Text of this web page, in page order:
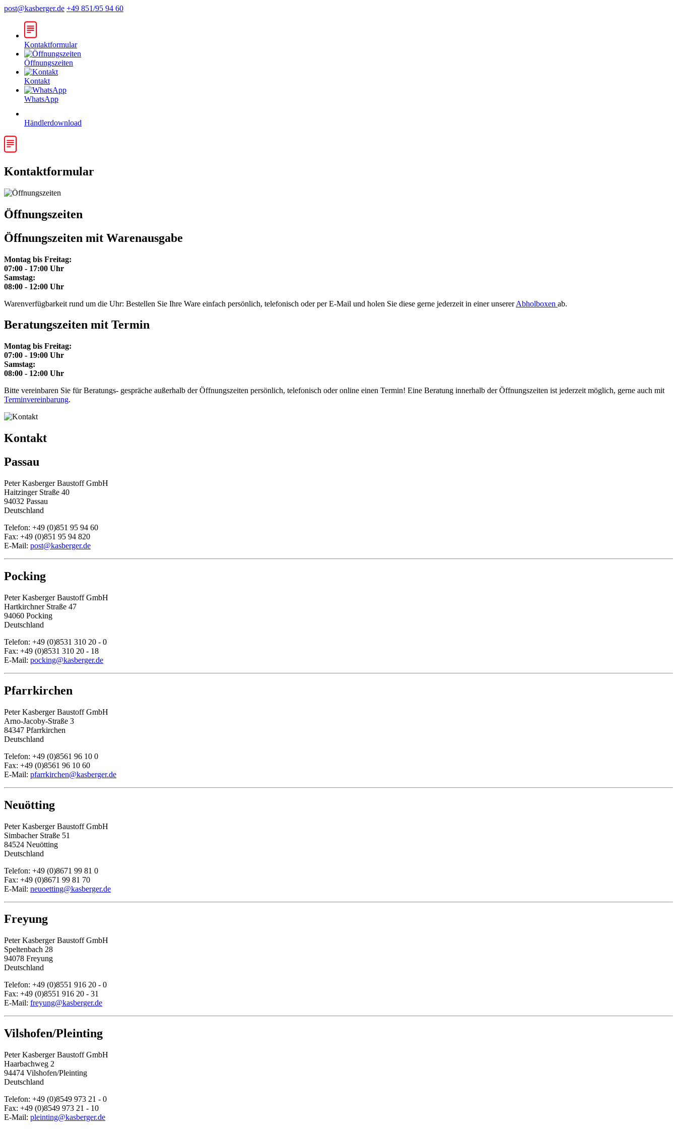
post@kasberger.de +49 851/95 94 60
Kontaktformular
Öffnungszeiten
Kontakt
WhatsApp
Händlerdownload
Kontaktformular
Öffnungszeiten
Öffnungszeiten mit Warenausgabe
Montag bis Freitag:
07:00 - 17:00 Uhr
Samstag:
08:00 - 12:00 Uhr
Warenverfügbarkeit rund um die Uhr: Bestellen Sie Ihre Ware einfach persönlich, telefonisch oder per E-Mail und holen Sie diese gerne jederzeit in einer unsererAbholboxen ab.
Beratungszeiten mit Termin
Montag bis Freitag:
07:00 - 19:00 Uhr
Samstag:
08:00 - 12:00 Uhr
Bitte vereinbaren Sie für Beratungs- gespräche außerhalb der Öffnungszeiten persönlich, telefonisch oder online einen Termin! Eine Beratung innerhalb der Öffnungszeiten ist jederzeit möglich, gerne auch mit
Terminvereinbarung.
Kontakt
Passau
Peter Kasberger Baustoff GmbH
Haitzinger Straße 40
94032 Passau
Deutschland
Telefon: +49 (0)851 95 94 60
Fax: +49 (0)851 95 94 820
E-Mail: post@kasberger.de
Pocking
Peter Kasberger Baustoff GmbH
Hartkirchner Straße 47
94060 Pocking
Deutschland
Telefon: +49 (0)8531 310 20 - 0
Fax: +49 (0)8531 310 20 - 18
E-Mail: pocking@kasberger.de
Pfarrkirchen
Peter Kasberger Baustoff GmbH
Arno-Jacoby-Straße 3
84347 Pfarrkirchen
Deutschland
Telefon: +49 (0)8561 96 10 0
Fax: +49 (0)8561 96 10 60
E-Mail: pfarrkirchen@kasberger.de
Neuötting
Peter Kasberger Baustoff GmbH
Simbacher Straße 51
84524 Neuötting
Deutschland
Telefon: +49 (0)8671 99 81 0
Fax: +49 (0)8671 99 81 70
E-Mail: neuoetting@kasberger.de
Freyung
Peter Kasberger Baustoff GmbH
Speltenbach 28
94078 Freyung
Deutschland
Telefon: +49 (0)8551 916 20 - 0
Fax: +49 (0)8551 916 20 - 31
E-Mail: freyung@kasberger.de
Vilshofen/Pleinting
Peter Kasberger Baustoff GmbH
Haarbachweg 2
94474 Vilshofen/Pleinting
Deutschland
Telefon: +49 (0)8549 973 21 - 0
Fax: +49 (0)8549 973 21 - 10
E-Mail: pleinting@kasberger.de